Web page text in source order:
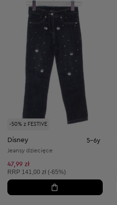
-50% z FESTIVE
Disney 5-6y
Jeansy dziecięce
47,99 zł
Cena sugerowana:
RRP 141,00 zł (-65%)